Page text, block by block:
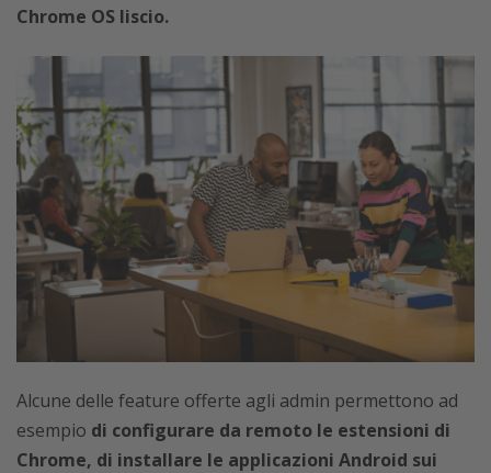
Chrome OS liscio.
Alcune delle feature offerte agli admin permettono ad
esempio di configurare da remoto le estensioni di
Chrome, di installare le applicazioni Android sui